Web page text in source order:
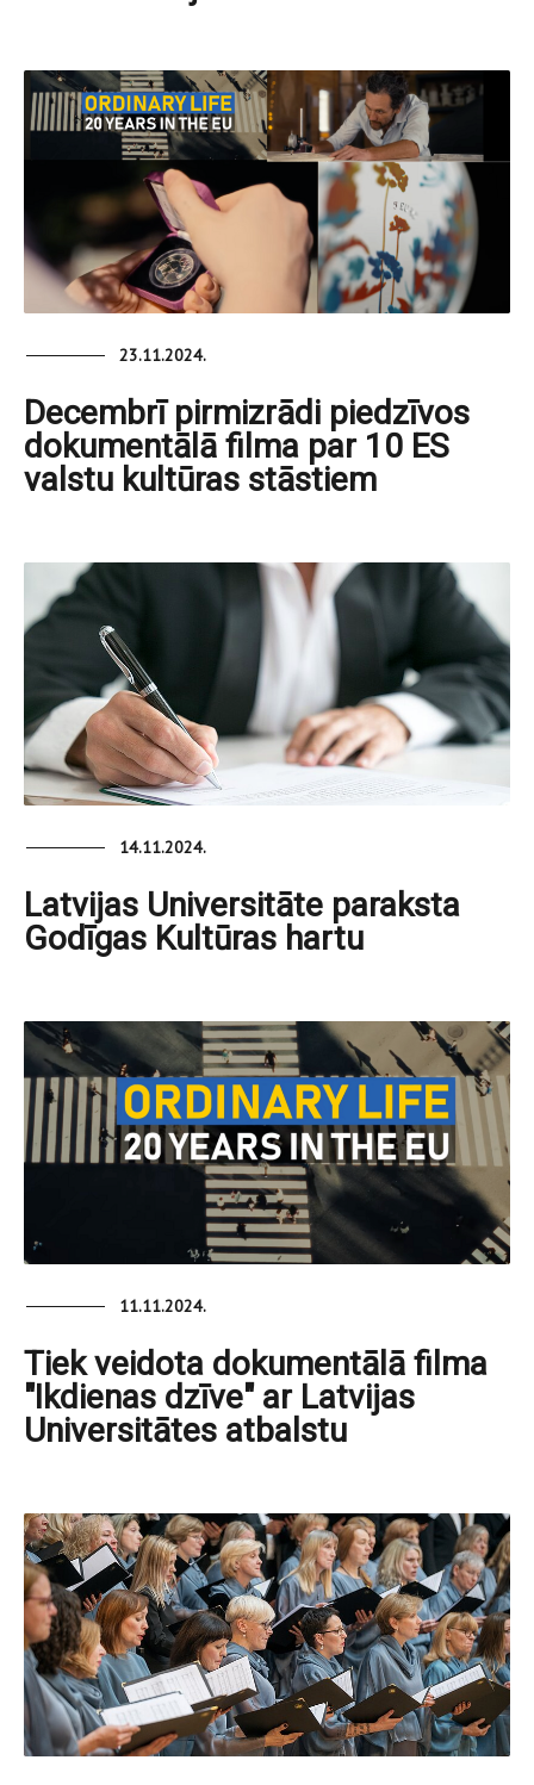
23.11.2024.
Decembrī pirmizrādi piedzīvos
dokumentālā filma par 10 ES
valstu kultūras stāstiem
14.11.2024.
Latvijas Universitāte paraksta
Godīgas Kultūras hartu
11.11.2024.
Tiek veidota dokumentālā filma
"Ikdienas dzīve" ar Latvijas
Universitātes atbalstu